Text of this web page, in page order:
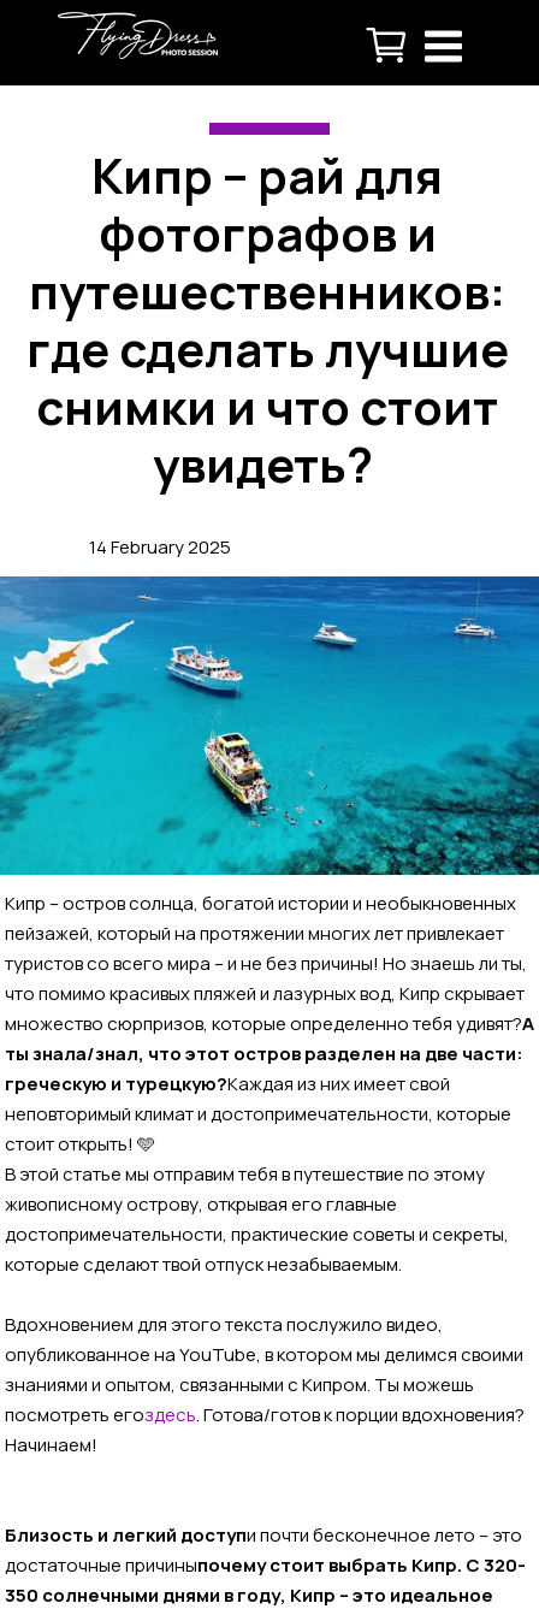
14 February 2025
Кипр – остров солнца, богатой истории и необыкновенных
пейзажей, который на протяжении многих лет привлекает
туристов со всего мира – и не без причины! Но знаешь ли ты,
что помимо красивых пляжей и лазурных вод, Кипр скрывает
множество сюрпризов, которые определенно тебя удивят?А
ты знала/знал, что этот остров разделен на две части:
греческую и турецкую?Каждая из них имеет свой
неповторимый климат и достопримечательности, которые
стоит открыть! 🩵
В этой статье мы отправим тебя в путешествие по этому
живописному острову, открывая его главные
достопримечательности, практические советы и секреты,
которые сделают твой отпуск незабываемым.
Вдохновением для этого текста послужило видео,
опубликованное на YouTube, в котором мы делимся своими
знаниями и опытом, связанными с Кипром. Ты можешь
посмотреть егоздесь. Готова/готов к порции вдохновения?
Начинаем!
Близость и легкий доступи почти бесконечное лето – это
достаточные причиныпочему стоит выбрать Кипр. С 320-
350 солнечными днями в году, Кипр – это идеальное
Кипр – рай для
фотографов и
путешественников:
где сделать лучшие
снимки и что стоит
увидеть?